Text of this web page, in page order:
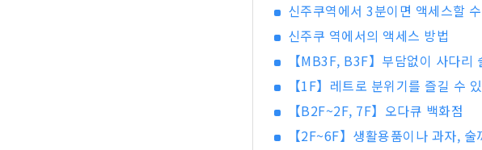
신주쿠역에서 3분이면 액세스할
신주쿠 역에서의 액세스 방법
【MB3F, B3F】부담없이 사다
【1F】레트로 분위기를 즐길 수
【B2F~2F, 7F】오다큐 백화점
【2F~6F】생활용품이나 과자,